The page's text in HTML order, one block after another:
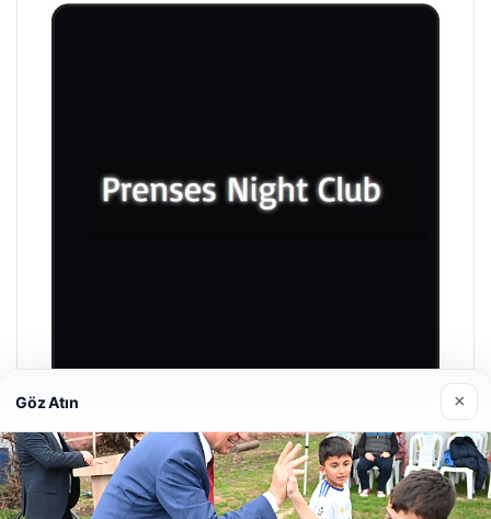
Prenses Night Club
Nisan 29, 2026
Göz Atın ×